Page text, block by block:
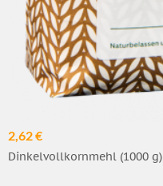
2,62 €
Dinkelvollkornmehl (1000 g)